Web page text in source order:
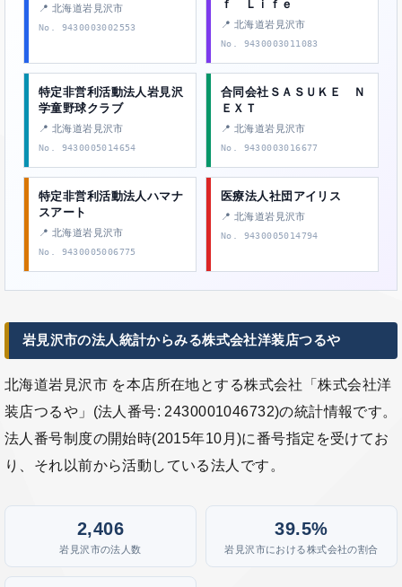
📍 北海道岩見沢市
No. 9430003002553
ｆ Ｌｉｆｅ
📍 北海道岩見沢市
No. 9430003011083
特定非営利活動法人岩見沢
学童野球クラブ
📍 北海道岩見沢市
No. 9430005014654
合同会社ＳＡＳＵＫＥ Ｎ
ＥＸＴ
📍 北海道岩見沢市
No. 9430003016677
特定非営利活動法人ハマナ
スアート
📍 北海道岩見沢市
No. 9430005006775
医療法人社団アイリス
📍 北海道岩見沢市
No. 9430005014794
岩見沢市の法人統計からみる株式会社洋装店つるや
北海道岩見沢市 を本店所在地とする株式会社「株式会社洋
装店つるや」(法人番号: 2430001046732)の統計情報です。
法人番号制度の開始時(2015年10月)に番号指定を受けてお
り、それ以前から活動している法人です。
2,406
岩見沢市の法人数
39.5%
岩見沢市における株式会社の割合